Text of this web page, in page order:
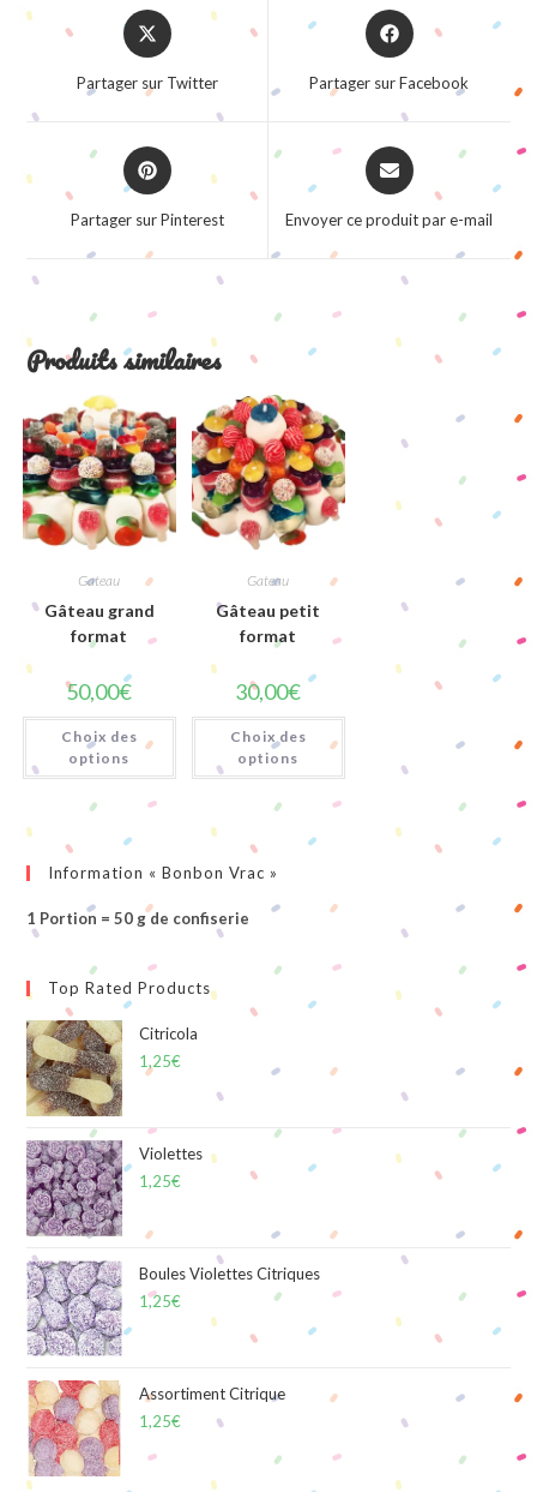
Opens
in
new
Partager sur Twitter
Opens
in
window
Partager sur Facebook
Opens
in
window
Partager sur Pinterest
Opens
in
new
Envoyer ce produit par e-mail
Produits similaires
Gateau
Gâteau grand
format
50,00€
Choix des
options
Gateau
Gâteau petit
format
30,00€
Choix des
options
Information « Bonbon Vrac »
1 Portion = 50 g de confiserie
Top Rated Products
Citricola
1,25€
Violettes
1,25€
Boules Violettes Citriques
1,25€
Assortiment Citrique
1,25€